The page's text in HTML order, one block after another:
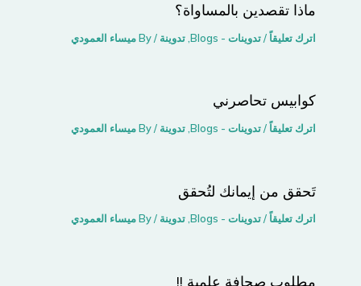
ماذا تقصدين بالمساواة؟
اترك تعليقاً /تدوينات - Blogs ,تدوينة / By ميساء العمودي
كوابيس تحاصرني
اترك تعليقاً /تدوينات - Blogs ,تدوينة / By ميساء العمودي
تَحقق من إيمانك لتُحقق
اترك تعليقاً /تدوينات - Blogs ,تدوينة / By ميساء العمودي
مطلوب صحافة علمية !!